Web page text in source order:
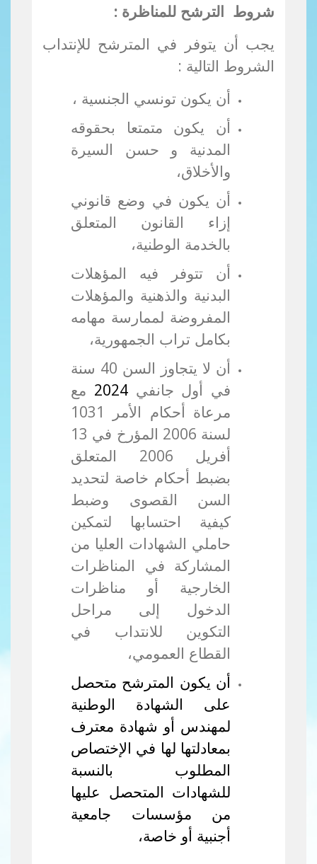
شروط الترشح للمناظرة :
يجب أن يتوفر في المترشح للإنتداب
الشروط التالية :
أن يكون تونسي الجنسية ،
أن يكون متمتعا بحقوقه
المدنية و حسن السيرة
والأخلاق،
أن يكون في وضع قانوني
إزاء القانون المتعلق
بالخدمة الوطنية،
أن تتوفر فيه المؤهلات
البدنية والذهنية والمؤهلات
المفروضة لممارسة مهامه
بكامل تراب الجمهورية،
أن لا يتجاوز السن 40 سنة
في أول جانفي2024 مع
مرعاة أحكام الأمر 1031
لسنة 2006 المؤرخ في 13
أفريل 2006 المتعلق
بضبط أحكام خاصة لتحديد
السن القصوى وضبط
كيفية احتسابها لتمكين
حاملي الشهادات العليا من
المشاركة في المناظرات
الخارجية أو مناظرات
الدخول إلى مراحل
التكوين للانتداب في
القطاع العمومي،
أن يكون المترشح متحصل
على
الشهادة الوطنية
لمهندس أو شهادة معترف
بمعادلتها لها في الإختصاص
المطلوب بالنسبة
للشهادات المتحصل عليها
من مؤسسات جامعية
أجنبية أو خاصة،